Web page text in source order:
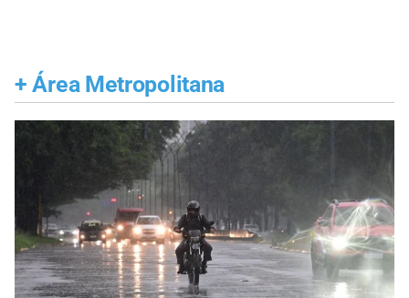
+ Área Metropolitana